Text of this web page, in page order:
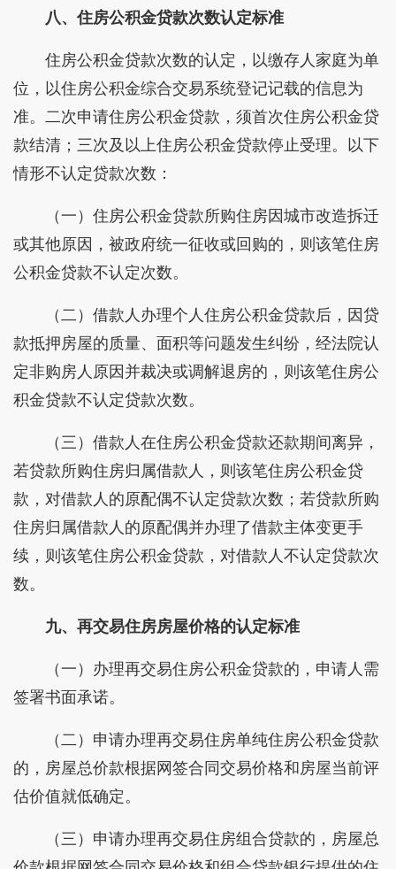
八、住房公积金贷款次数认定标准
住房公积金贷款次数的认定，以缴存人家庭为单
位，以住房公积金综合交易系统登记记载的信息为
准。二次申请住房公积金贷款，须首次住房公积金贷
款结清；三次及以上住房公积金贷款停止受理。以下
情形不认定贷款次数：
（一）住房公积金贷款所购住房因城市改造拆迁
或其他原因，被政府统一征收或回购的，则该笔住房
公积金贷款不认定次数。
（二）借款人办理个人住房公积金贷款后，因贷
款抵押房屋的质量、面积等问题发生纠纷，经法院认
定非购房人原因并裁决或调解退房的，则该笔住房公
积金贷款不认定贷款次数。
（三）借款人在住房公积金贷款还款期间离异，
若贷款所购住房归属借款人，则该笔住房公积金贷
款，对借款人的原配偶不认定贷款次数；若贷款所购
住房归属借款人的原配偶并办理了借款主体变更手
续，则该笔住房公积金贷款，对借款人不认定贷款次
数。
九、再交易住房房屋价格的认定标准
（一）办理再交易住房公积金贷款的，申请人需
签署书面承诺。
（二）申请办理再交易住房单纯住房公积金贷款
的，房屋总价款根据网签合同交易价格和房屋当前评
估价值就低确定。
（三）申请办理再交易住房组合贷款的，房屋总